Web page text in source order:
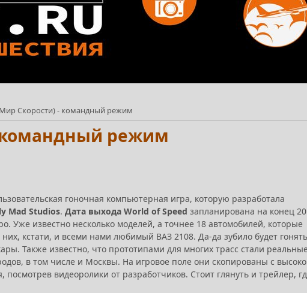
Скорости) - командный режим
командный режим
гоночная компьютерная игра, которую разработала
Mad Studios. Дата выхода World of Speed запланирована на конец
Уже известно несколько моделей, а точнее 18 автомобилей, которые
кстати, и всеми нами любимый ВАЗ 2108. Да-да зубило будет
Также известно, что прототипами для многих трасс стали
в том числе и Москвы. На игровое поле они скопированы с
видеоролики от разработчиков. Стоит глянуть и трейлер,